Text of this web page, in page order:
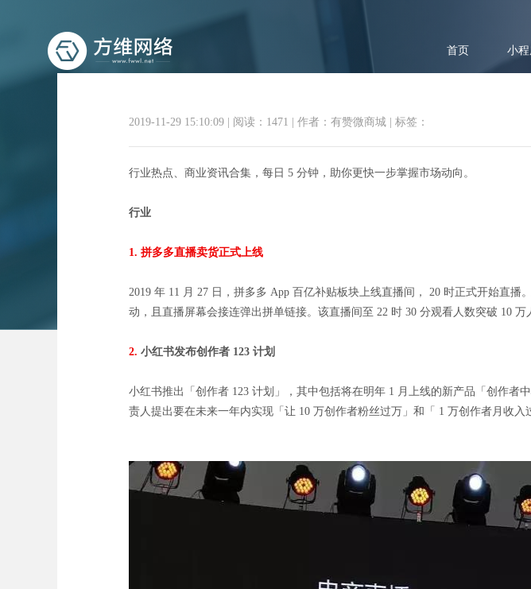
首页 小
2019-11-29 15:10:09 阅读：1471 作者：有赞微商城 标签：
行业热点、商业资讯合集，每日 5 分钟，助你更快一步掌握市场动向。
行业
1. 拼多多直播卖货正式上线
2019 年 11 月 27 日，拼多多 App 百亿补贴板块上线直播间， 20 时正式开始直
动，且直播屏幕会接连弹出拼单链接。该直播间至 22 时 30 分观看人数突破 10 万
2. 小红书发布创作者 123 计划
小红书推出「创作者 123 计划」，其中包括将在明年 1 月上线的新产品「创作
责人提出要在未来一年内实现「让 10 万创作者粉丝过万」和「 1 万创作者月收